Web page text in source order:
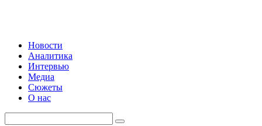
Новости
Аналитика
Интервью
Медиа
Сюжеты
О нас